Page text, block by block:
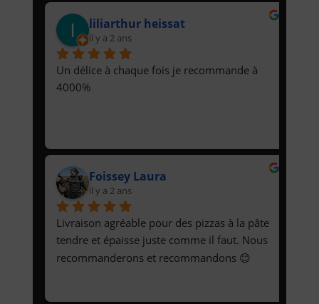
liliarthur heissat
il y a 2 ans
Un délice à chaque fois je recommande à
4000%
Foissey Laura
il y a 2 ans
Livraison agréable pour des pizzas à la pâte
tendre et épaisse juste comme il faut. Nous
recommanderons et recommandons 😊